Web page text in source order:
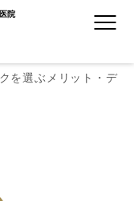
院
を選ぶメリット・デ